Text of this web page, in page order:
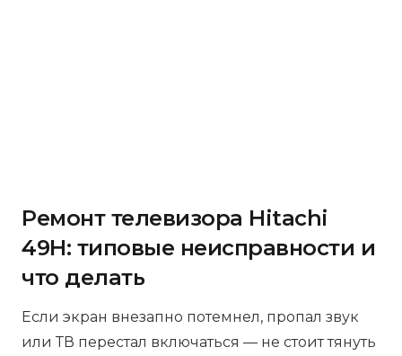
Ремонт телевизора Hitachi
49H: типовые неисправности и
что делать
Если экран внезапно потемнел, пропал звук
или ТВ перестал включаться — не стоит тянуть